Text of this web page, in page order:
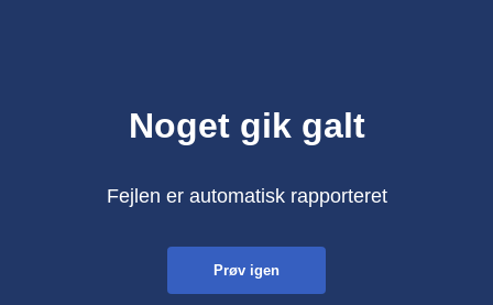
Noget gik galt
Fejlen er automatisk rapporteret
Prøv igen